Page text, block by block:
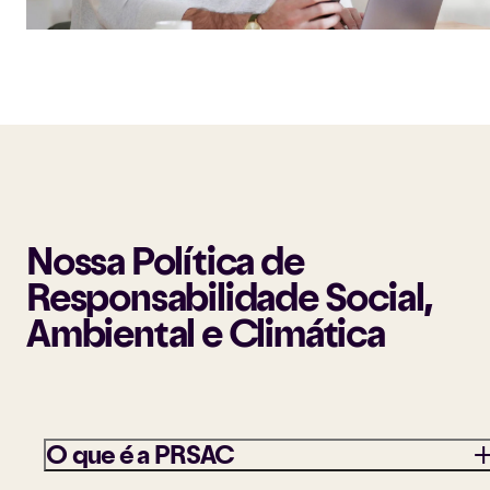
Nossa Política de
Responsabilidade Social,
Ambiental e Climática
O que é a PRSAC